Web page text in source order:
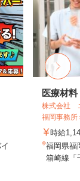
医療材
株式会社
福岡事務所
時給
福岡県福
箱崎線「